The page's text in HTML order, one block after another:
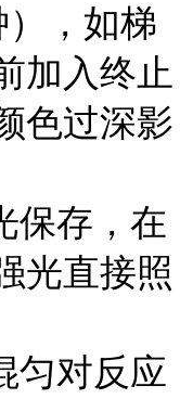
），如梯
加入终止
色过深影
保存，在
光直接照
匀对反应